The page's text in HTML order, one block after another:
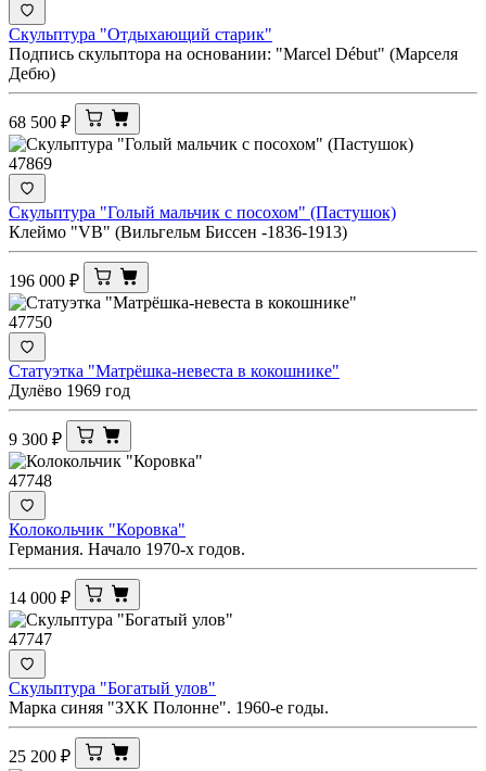
Скульптура "Отдыхающий старик"
Подпись скульптора на основании: "Marcel Début" (Марселя
Дебю)
68 500 ₽
47869
Скульптура "Голый мальчик с посохом" (Пастушок)
Клеймо "VB" (Вильгельм Биссен -1836-1913)
196 000 ₽
47750
Статуэтка "Матрёшка-невеста в кокошнике"
Дулёво 1969 год
9 300 ₽
47748
Колокольчик "Коровка"
Германия. Начало 1970-х годов.
14 000 ₽
47747
Скульптура "Богатый улов"
Марка синяя "ЗХК Полонне". 1960-е годы.
25 200 ₽